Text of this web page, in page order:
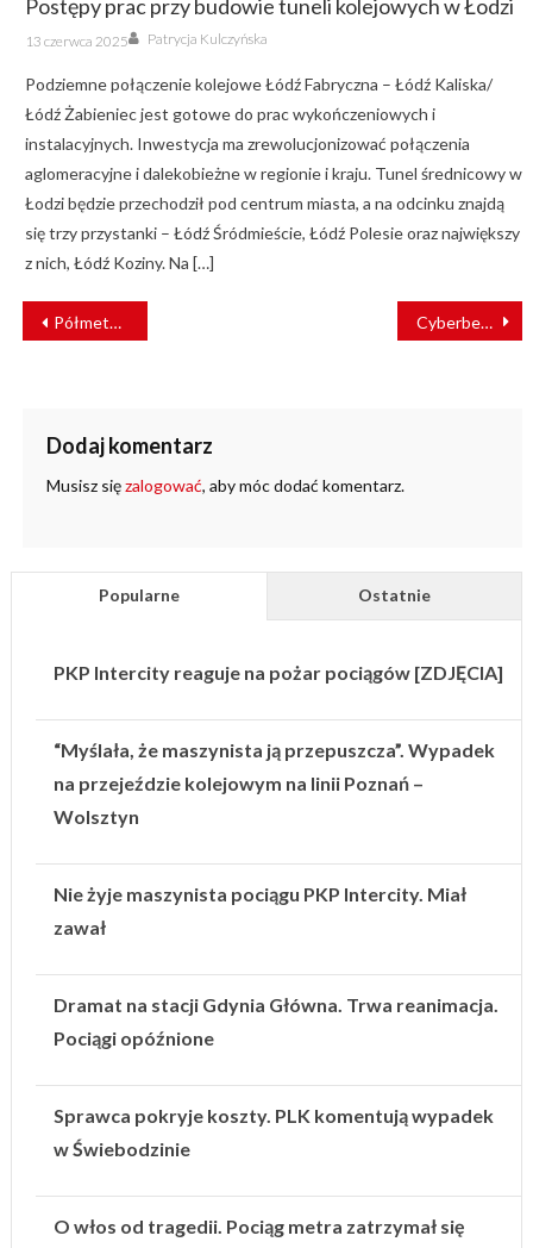
Postępy prac przy budowie tuneli kolejowych w Łodzi
Posted
on
13 czerwca 2025 Author
Patrycja Kulczyńska
Podziemne połączenie kolejowe Łódź Fabryczna – Łódź Kaliska/
Łódź Żabieniec jest gotowe do prac wykończeniowych i
instalacyjnych. Inwestycja ma zrewolucjonizować połączenia
aglomeracyjne i dalekobieżne w regionie i kraju. Tunel średnicowy w
Łodzi będzie przechodził pod centrum miasta, a na odcinku znajdą
się trzy przystanki – Łódź Śródmieście, Łódź Polesie oraz największy
z nich, Łódź Koziny. Na […]
NAWIGACJA
WPISU
Półmetek KPK Cyberbezpieczeństwo w transporcie kolejowym
Dodaj komentarz
Musisz sięzalogować, aby móc dodać komentarz.
Popularne Ostatnie
PKP Intercity reaguje na pożar pociągów [ZDJĘCIA]
“Myślała, że maszynista ją przepuszcza”. Wypadek
na przejeździe kolejowym na linii Poznań –
Wolsztyn
Nie żyje maszynista pociągu PKP Intercity. Miał
zawał
Dramat na stacji Gdynia Główna. Trwa reanimacja.
Pociągi opóźnione
Sprawca pokryje koszty. PLK komentują wypadek
w Świebodzinie
O włos od tragedii. Pociąg metra zatrzymał się